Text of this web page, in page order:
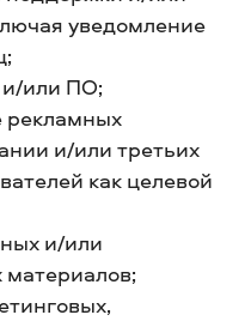
уведомление
или ПО;
рекламных
и/или третьих
как целевой
и/или